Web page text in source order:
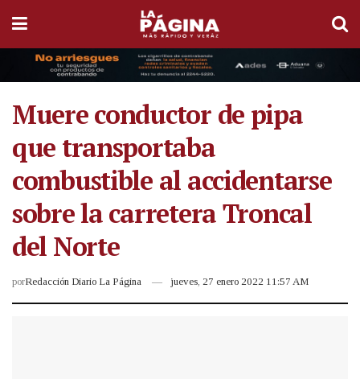
Muere conductor de pipa
que transportaba
combustible al accidentarse
sobre la carretera Troncal
del Norte
porRedacción Diario La Página jueves, 27 enero 2022 11:57 AM